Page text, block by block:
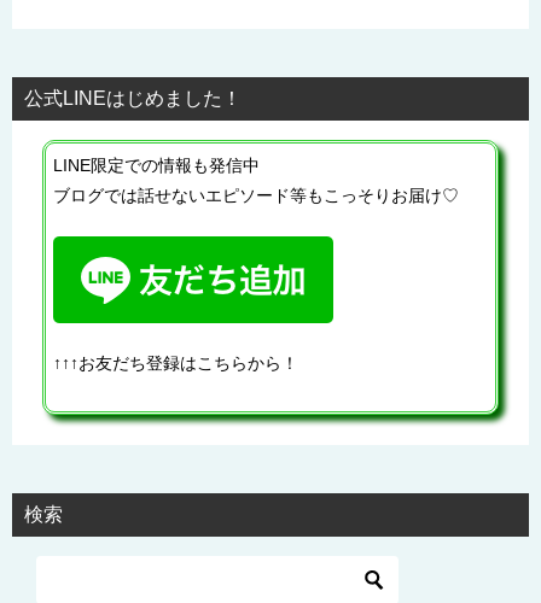
公式LINEはじめました！
LINE限定での情報も発信中
ブログでは話せないエピソード等もこっそりお届け♡
↑↑↑お友だち登録はこちらから！
検索